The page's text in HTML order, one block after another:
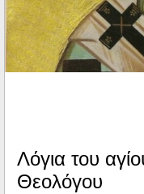
Ηχητικά
Λόγια του
Θεολόγου